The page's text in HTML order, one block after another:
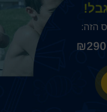
הזה:
₪290